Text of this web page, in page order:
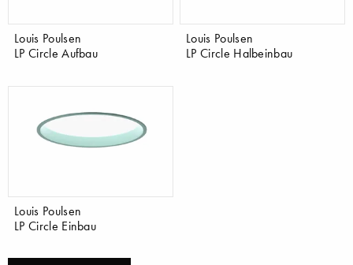
Louis Poulsen
LP Circle Aufbau
Louis Poulsen
LP Circle Halbeinbau
Louis Poulsen
LP Circle Einbau